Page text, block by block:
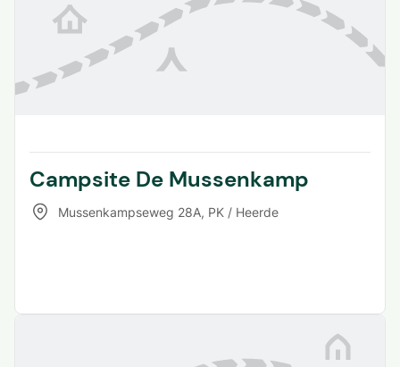
Campsite De Mussenkamp
Mussenkampseweg 28A, PK / Heerde